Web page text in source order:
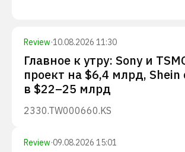
Review·10.08.2026 11:30
Главное к утру: Sony и
проект на $6,4 млрд,
в $22–25 млрд
2330.TW000660.KS
Review·09.08.2026 15:01